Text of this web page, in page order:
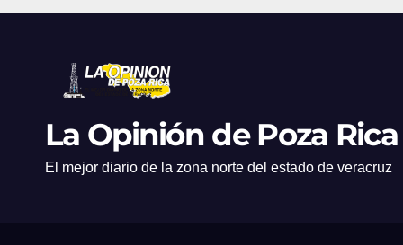
La Opinión de Poza Rica
El mejor diario de la zona norte del estado de veracruz